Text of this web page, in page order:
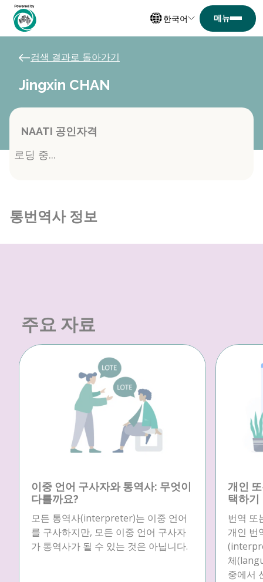
한국어
검색 결과로 돌아가기
Jingxin CHAN
NAATI 공인자격
로딩 중...
통번역사 정보
주요 자료
이중 언어 구사자와 통역사: 무엇이
다를까요?
모든 통역사(interpreter)는 이중 언어
를 구사하지만, 모든 이중 언어 구사자
가 통역사가 될 수 있는 것은 아닙니다.
개인
택하기
번역 또
개인 번
체
중에서